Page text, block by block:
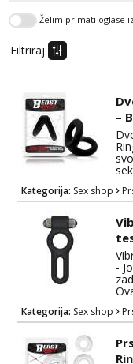
Anđela
Mira
Čekam
Tel: 064/
tel:0,93€
Želim primati oglase
Filtriraj
–
na
Kategorija: Sex shop
-
Kategorija: Sex shop